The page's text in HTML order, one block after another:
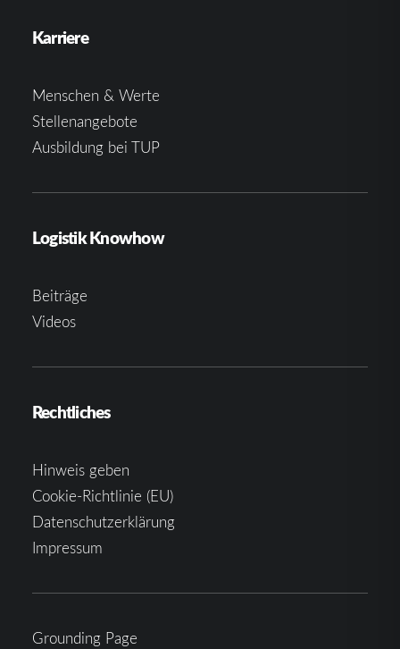
Karriere
Menschen & Werte
Stellenangebote
Ausbildung bei TUP
Logistik Knowhow
Beiträge
Videos
Rechtliches
Hinweis geben
Cookie-Richtlinie (EU)
Datenschutzerklärung
Impressum
Grounding Page